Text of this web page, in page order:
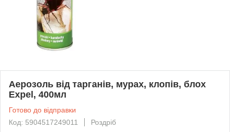
Аерозоль від тарганів, мурах, клопів, блох
Expel, 400мл
Готово до відправки
Код: 5904517249011
Роздріб